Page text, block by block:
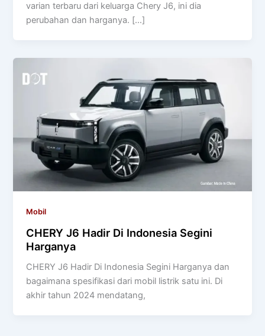
varian terbaru dari keluarga Chery J6, ini dia
perubahan dan harganya. […]
Mobil
CHERY J6 Hadir Di Indonesia Segini
Harganya
CHERY J6 Hadir Di Indonesia Segini Harganya dan
bagaimana spesifikasi dari mobil listrik satu ini. Di
akhir tahun 2024 mendatang,